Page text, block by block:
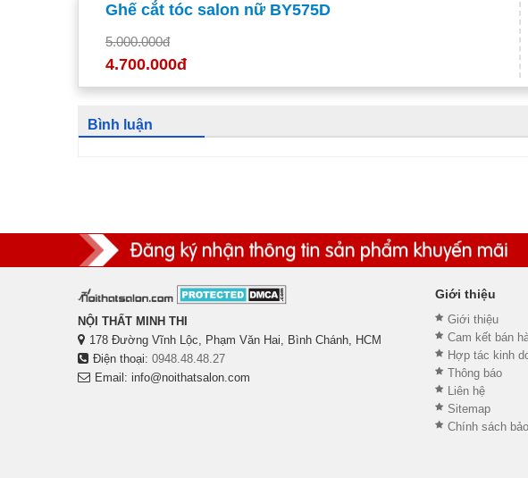
Ghế cắt tóc salon nữ BY575D
5.000.000đ
4.700.000đ
Bình luận
NỘI THẤT MINH THI
178 Đường Vĩnh Lộc, Phạm Văn Hai, Bình Chánh, HCM
Điện thoại: 0948.48.48.27
Email: info@noithatsalon.com
Giới thiệu
Giới thiệu
Cam kết bán
Hợp tác kinh
Thông báo
Liên hệ
Sitemap
Chính sách